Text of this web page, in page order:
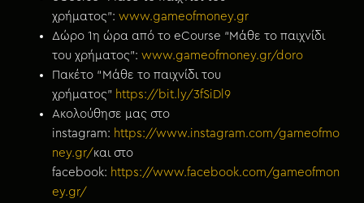
χρήματος”:www.gameofmoney.gr
Δώρο 1η ώρα από το eCourse “Μάθε το παιχνίδι
του χρήματος”:www.gameofmoney.gr/doro
Πακέτο “Μάθε το παιχνίδι του
χρήματος” https://bit.ly/3fSiDl9
Ακολούθησε μας στο
instagram: https://www.instagram.com/gameofmo
ney.gr/και στο
facebook: https://www.facebook.com/gameofmon
ey.gr/